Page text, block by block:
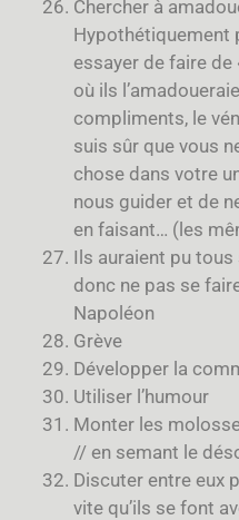
Chercher à
Hypothétiquement
essayer de faire
où ils
compliments, le
suis sûr que vous
chose dans votre
nous guider et de
en faisant… (les
Ils auraient pu
donc ne pas se
Napoléon
Grève
Développer la
Utiliser l’humour
Monter les
// en semant le
Discuter entre eux
vite qu’ils se font